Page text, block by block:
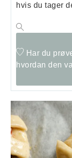
hvis du tager
Har du
hvordan den